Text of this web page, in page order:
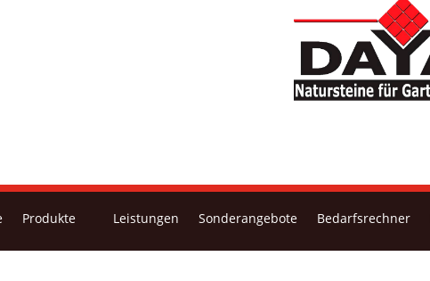
Produkte Leistungen Sonderangebote Bedarfsrechner